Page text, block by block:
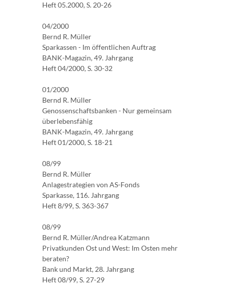
Heft 05.2000, S. 20-26
04/2000
Bernd R. Müller
Sparkassen - Im öffentlichen Auftrag
BANK-Magazin, 49. Jahrgang
Heft 04/2000, S. 30-32
01/2000
Bernd R. Müller
Genossenschaftsbanken - Nur gemeinsam
überlebensfähig
BANK-Magazin, 49. Jahrgang
Heft 01/2000, S. 18-21
08/99
Bernd R. Müller
Anlagestrategien von AS-Fonds
Sparkasse, 116. Jahrgang
Heft 8/99, S. 363-367
08/99
Bernd R. Müller/Andrea Katzmann
Privatkunden Ost und West: Im Osten mehr
beraten?
Bank und Markt, 28. Jahrgang
Heft 08/99, S. 27-29